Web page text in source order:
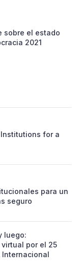
sobre el estado
2021
for a
para un
seguro
luego:
por el 25
Internacional